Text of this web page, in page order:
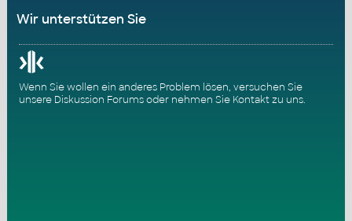
Wir unterstützen Sie
Wenn Sie wollen ein anderes Problem lösen, versuchen Sie
unsere Diskussion Forumsoder nehmen Sie Kontakt zu uns.